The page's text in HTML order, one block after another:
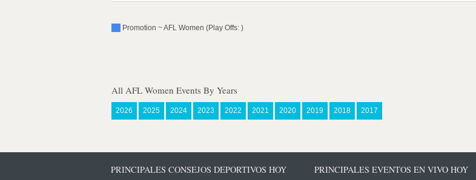
Promotion ~ AFL Women (Play Offs: )
All AFL Women Events By Years
2026 2025 2024 2023 2022 2021 2020 2019 2018 2017
PRINCIPALES CONSEJOS DEPORTIVOS HOY PRINCIPALES EVENTOS EN VIVO HOY